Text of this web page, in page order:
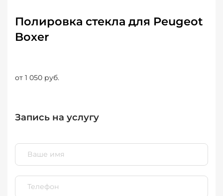
Полировка стекла для Peugeot
Boxer
от 1 050 руб.
Запись на услугу